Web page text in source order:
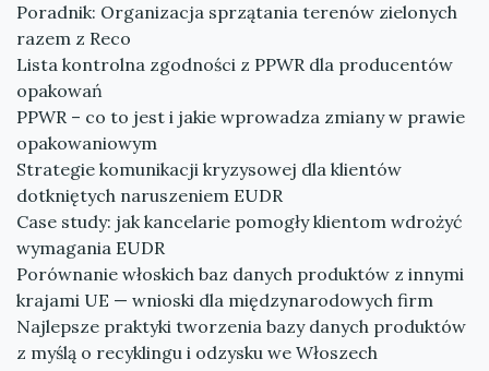
Poradnik: Organizacja sprzątania terenów zielonych
razem z Reco
Lista kontrolna zgodności z PPWR dla producentów
opakowań
PPWR – co to jest i jakie wprowadza zmiany w prawie
opakowaniowym
Strategie komunikacji kryzysowej dla klientów
dotkniętych naruszeniem EUDR
Case study: jak kancelarie pomogły klientom wdrożyć
wymagania EUDR
Porównanie włoskich baz danych produktów z innymi
krajami UE — wnioski dla międzynarodowych firm
Najlepsze praktyki tworzenia bazy danych produktów
z myślą o recyklingu i odzysku we Włoszech